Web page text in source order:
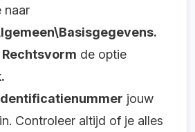
naar
Rechtsvorm de optie
jouw
Controleer altijd of je alles